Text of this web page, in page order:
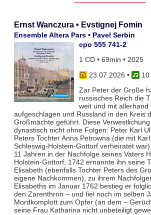
Ernst Wanczura • Evstignej Fomin
Ensemble Altera Pars • Pavel Serbin
cpo 555 741-2
1 CD • 69min • 2025
23.07.2026 •
Zar Peter der Große
russisches Reich die
weit und mit allerhand
aufgeschlagen und Russland in den Kreis
Großmächte geführt. Diese
dynastisch nicht ohne Folgen: Peter Karl
Peters Tochter Anna Petrowna (die mit
Schleswig-Holstein-Gottorf verheiratet
11 Jahren in der Nachfolge seines Vaters
Holstein-Gottorf; 1742 ernannte ihn seine
Elisabeth (ebenfalls Tochter Peters des
eigene Nachkommen), zu ihrem
Elisabeths im Januar 1762 bestieg er
den Zarenthron – und fiel noch im selben
Mordkomplott zum Opfer (an dem –
seine Frau Katharina nicht unbeteiligt